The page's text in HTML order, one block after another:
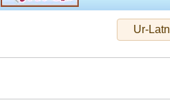
Ur-Latn